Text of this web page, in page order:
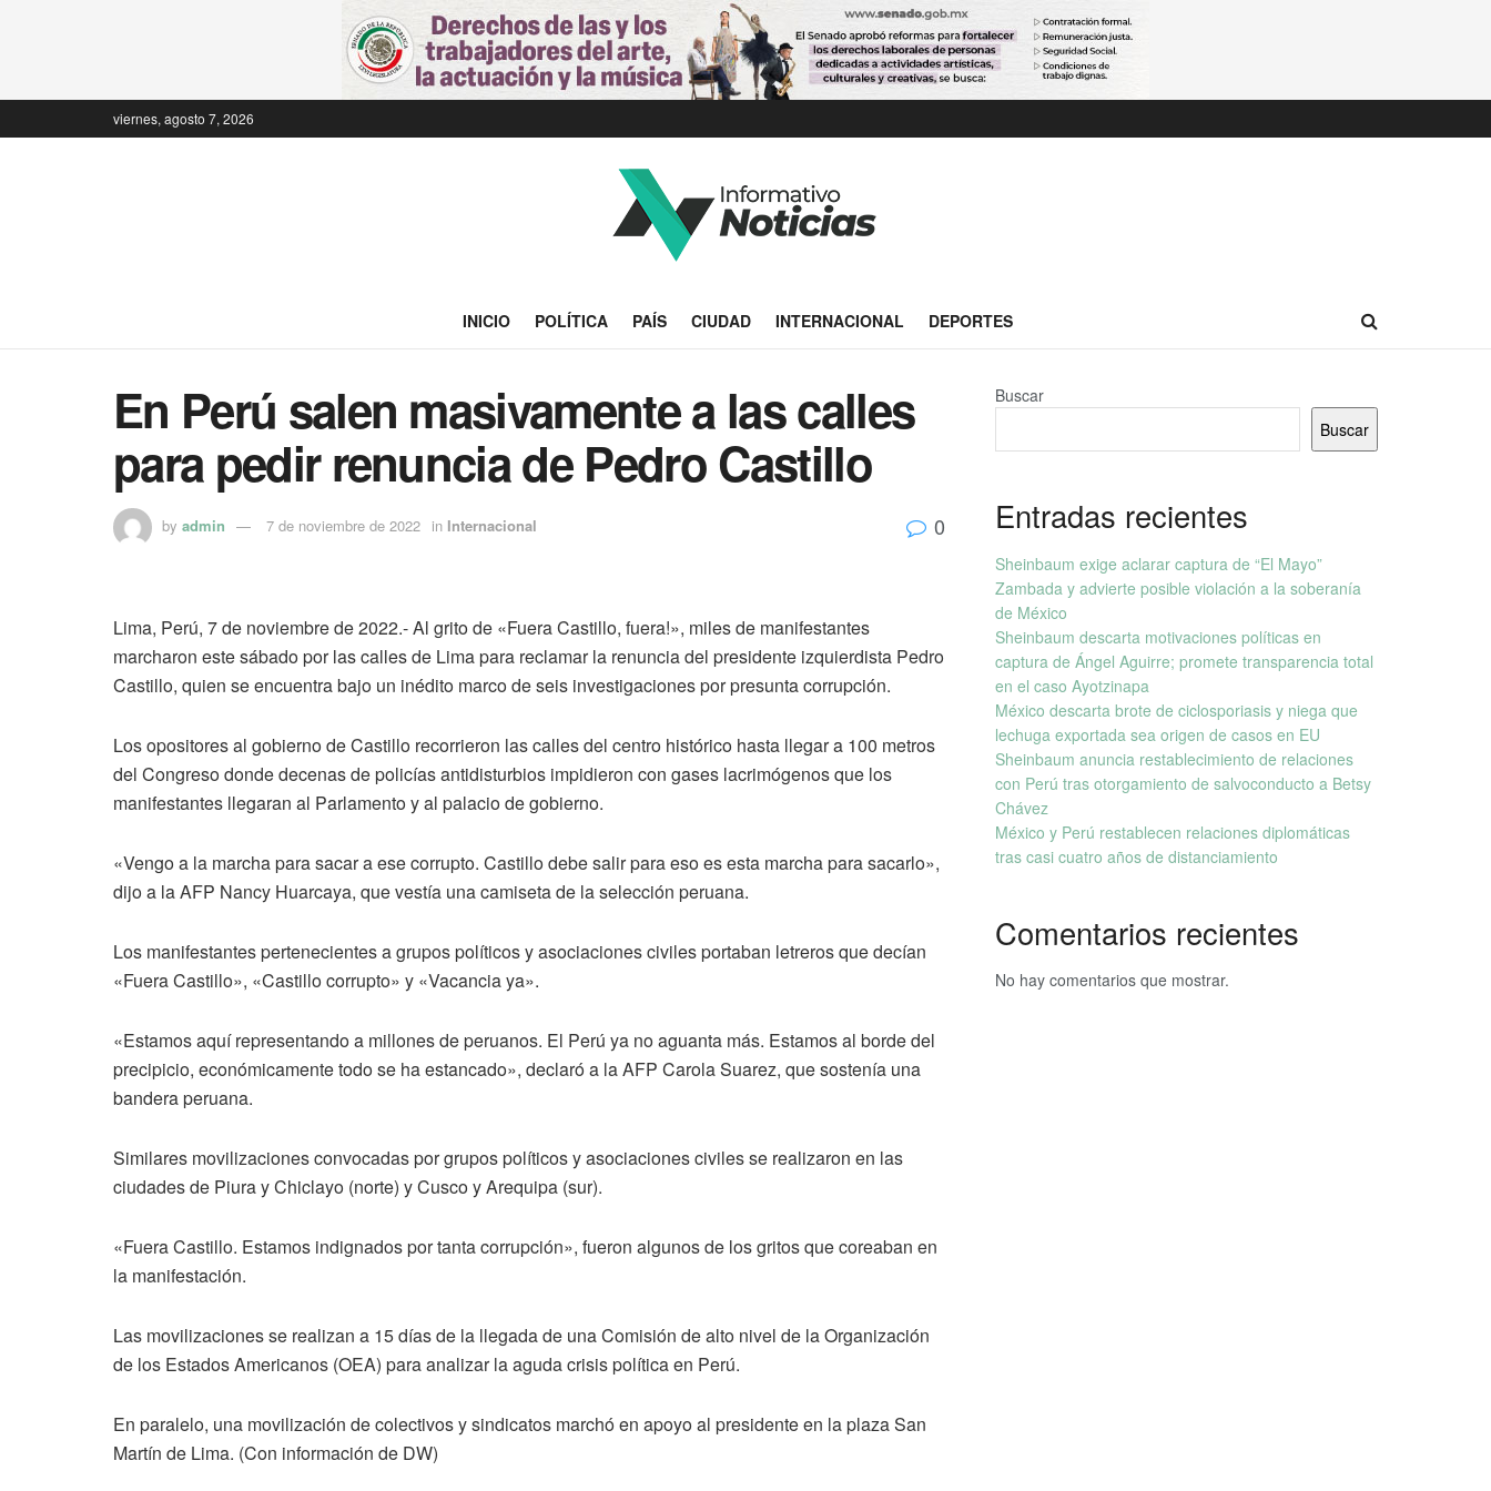
viernes, agosto 7, 2026
INICIO POLÍTICA PAÍS CIUDAD INTERNACIONAL DEPORTES
En Perú salen masivamente a las calles
para pedir renuncia de Pedro Castillo
by admin 7 de noviembre de 2022 in Internacional 0
Lima, Perú, 7 de noviembre de 2022.- Al grito de «Fuera Castillo, fuera!», miles de manifestantes
marcharon este sábado por las calles de Lima para reclamar la renuncia del presidente izquierdista Pedro
Castillo, quien se encuentra bajo un inédito marco de seis investigaciones por presunta corrupción.
Los opositores al gobierno de Castillo recorrieron las calles del centro histórico hasta llegar a 100 metros
del Congreso donde decenas de policías antidisturbios impidieron con gases lacrimógenos que los
manifestantes llegaran al Parlamento y al palacio de gobierno.
«Vengo a la marcha para sacar a ese corrupto. Castillo debe salir para eso es esta marcha para sacarlo»,
dijo a la AFP Nancy Huarcaya, que vestía una camiseta de la selección peruana.
Los manifestantes pertenecientes a grupos políticos y asociaciones civiles portaban letreros que decían
«Fuera Castillo», «Castillo corrupto» y «Vacancia ya».
«Estamos aquí representando a millones de peruanos. El Perú ya no aguanta más. Estamos al borde del
precipicio, económicamente todo se ha estancado», declaró a la AFP Carola Suarez, que sostenía una
bandera peruana.
Similares movilizaciones convocadas por grupos políticos y asociaciones civiles se realizaron en las
ciudades de Piura y Chiclayo (norte) y Cusco y Arequipa (sur).
«Fuera Castillo. Estamos indignados por tanta corrupción», fueron algunos de los gritos que coreaban en
la manifestación.
Las movilizaciones se realizan a 15 días de la llegada de una Comisión de alto nivel de la Organización
de los Estados Americanos (OEA) para analizar la aguda crisis política en Perú.
En paralelo, una movilización de colectivos y sindicatos marchó en apoyo al presidente en la plaza San
Martín de Lima. (Con información de DW)
Buscar
Buscar
Entradas recientes
Sheinbaum exige aclarar captura de “El Mayo”
Zambada y advierte posible violación a la soberanía
de México
Sheinbaum descarta motivaciones políticas en
captura de Ángel Aguirre; promete transparencia total
en el caso Ayotzinapa
México descarta brote de ciclosporiasis y niega que
lechuga exportada sea origen de casos en EU
Sheinbaum anuncia restablecimiento de relaciones
con Perú tras otorgamiento de salvoconducto a Betsy
Chávez
México y Perú restablecen relaciones diplomáticas
tras casi cuatro años de distanciamiento
Comentarios recientes
No hay comentarios que mostrar.